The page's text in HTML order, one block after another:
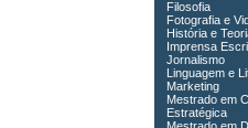
Filosofia
Fotografia e
História e
Imprensa
Jornalismo
Linguagem e
Marketing
Mestrado em
Estratégica